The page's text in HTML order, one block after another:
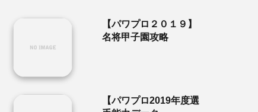
【パワプロ２０１９】
名将甲子園攻略
【パワプロ2019年度選